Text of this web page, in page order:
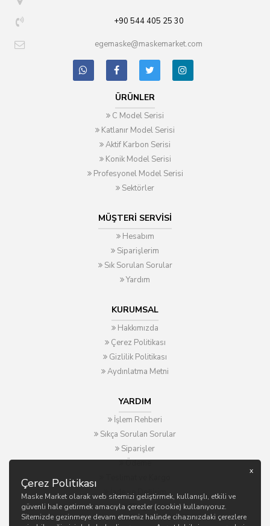
+90 544 405 25 30
egemaske@maskemarket.com
ÜRÜNLER
C Model Serisi
Katlanır Model Serisi
Aktif Karbon Serisi
Konik Model Serisi
Profesyonel Model Serisi
Sektörler
MÜŞTERI SERVISI
Hesabım
Siparişlerim
Sık Sorulan Sorular
Yardım
KURUMSAL
Hakkımızda
Çerez Politikası
Gizlilik Politikası
Aydınlatma Metni
YARDIM
İşlem Rehberi
Sıkça Sorulan Sorular
Siparişler
Ödeme
İade ve Değişim
Blog
x
Çerez Politikası
Maske Market olarak web sitemizi geliştirmek, kullanışlı, etkili ve
güvenli hale getirmek amacıyla çerezler (cookie) kullanıyoruz.
Sitemizde gezinmeye devam etmeniz halinde cihazınızdaki çerezlere